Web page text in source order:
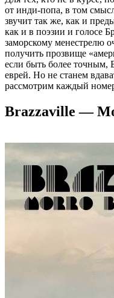
от инди-попа, в том
звучит так же, как и
как и в поэзии и голосе
заморскому менестрелю
получить прозвище
если быть более точным,
еврей. Но не станем
рассмотрим каждый
Brazzaville —